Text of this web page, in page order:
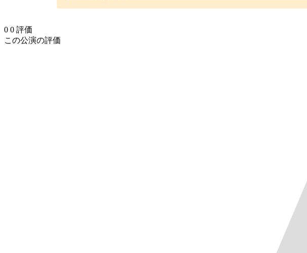
0 0 評価
この公演の評価